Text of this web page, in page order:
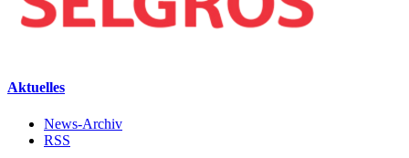
Aktuelles
News-Archiv
RSS